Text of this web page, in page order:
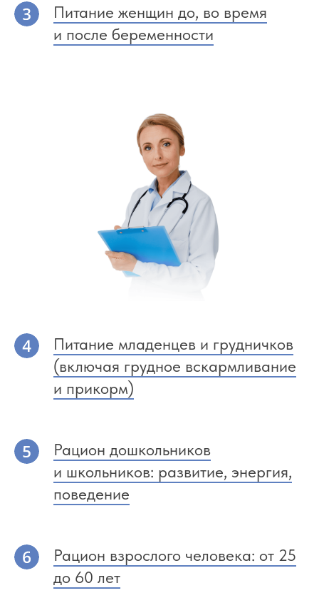
Питание женщин до, во время
и после беременности
Питание младенцев и грудничков
(включая грудное вскармливание
и прикорм)
Рацион дошкольников
и школьников: развитие, энергия,
поведение
Рацион взрослого человека: от 25
до 60 лет